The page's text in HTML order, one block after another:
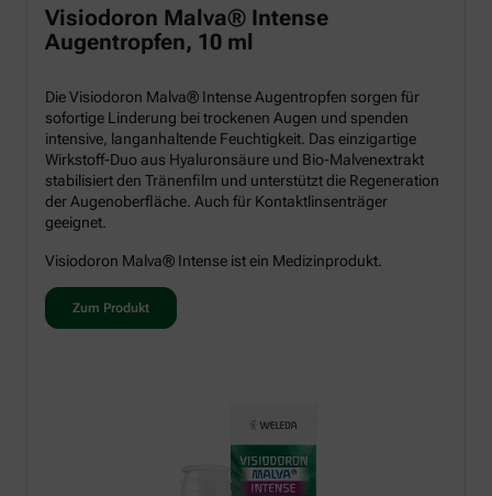
Visiodoron Malva® Intense
Augentropfen, 10 ml
Die Visiodoron Malva® Intense Augentropfen sorgen für
sofortige Linderung bei trockenen Augen und spenden
intensive, langanhaltende Feuchtigkeit. Das einzigartige
Wirkstoff-Duo aus Hyaluronsäure und Bio-Malvenextrakt
stabilisiert den Tränenfilm und unterstützt die Regeneration
der Augenoberfläche. Auch für Kontaktlinsenträger
geeignet.
Visiodoron Malva® Intense ist ein Medizinprodukt.
Zum Produkt